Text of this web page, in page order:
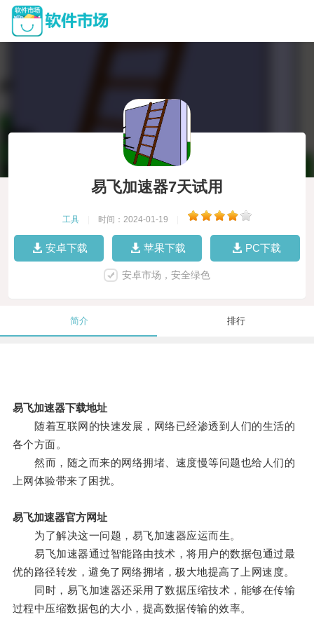
易飞加速器7天试用
工具 时间：2024-01-19
安卓下载 苹果下载 PC下载
安卓市场，安全绿色
简介 排行
易飞加速器下载地址
随着互联网的快速发展，网络已经渗透到人们的生活的
各个方面。
然而，随之而来的网络拥堵、速度慢等问题也给人们的
上网体验带来了困扰。
易飞加速器官方网址
为了解决这一问题，易飞加速器应运而生。
易飞加速器通过智能路由技术，将用户的数据包通过最
优的路径转发，避免了网络拥堵，极大地提高了上网速度。
同时，易飞加速器还采用了数据压缩技术，能够在传输
过程中压缩数据包的大小，提高数据传输的效率。